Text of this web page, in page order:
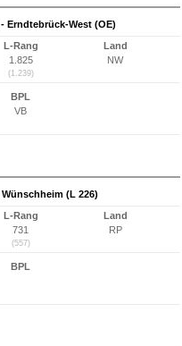
Erndtebrück-West (OE)
L-Rang
1.825
(1.239)
Land
NW
BPL
VB
(L 226)
L-Rang
731
(557)
Land
RP
BPL